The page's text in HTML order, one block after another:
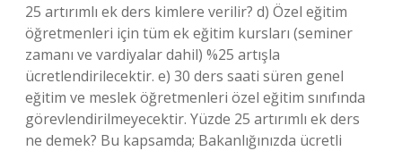
25 artırımlı ek ders kimlere verilir? d) Özel eğitim
öğretmenleri için tüm ek eğitim kursları (seminer
zamanı ve vardiyalar dahil) %25 artışla
ücretlendirilecektir. e) 30 ders saati süren genel
eğitim ve meslek öğretmenleri özel eğitim sınıfında
görevlendirilmeyecektir. Yüzde 25 artırımlı ek ders
ne demek? Bu kapsamda; Bakanlığınızda ücretli